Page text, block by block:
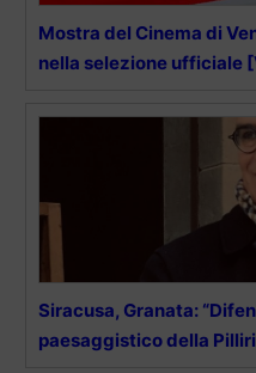
Mostra del Cinema di
nella selezione ufficiale
Siracusa, Granata:
paesaggistico della